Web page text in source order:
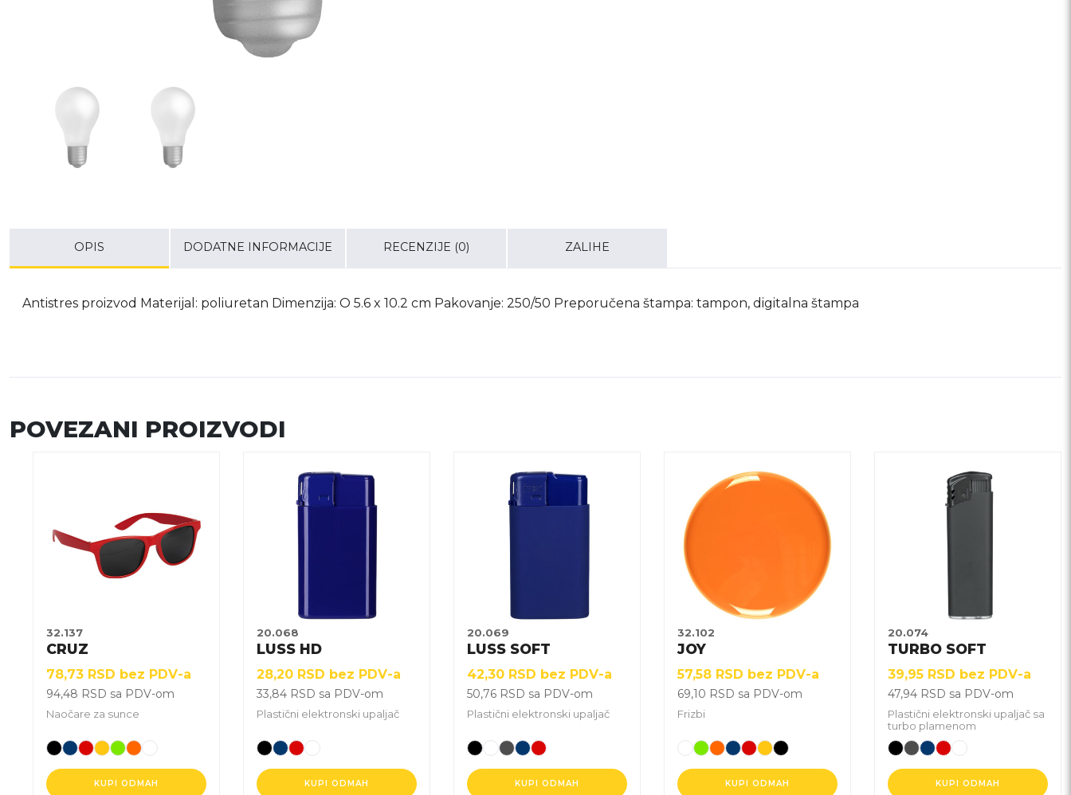
OPIS DODATNE INFORMACIJE RECENZIJE (0) ZALIHE
Antistres proizvod Materijal: poliuretan Dimenzija: O 5.6 x 10.2 cm Pakovanje: 250/50 Preporučena štampa: tampon, digitalna štampa
POVEZANI PROIZVODI
32.137
CRUZ
78,73 RSD bez PDV-a
94,48 RSD sa PDV-om
Naočare za sunce
KUPI ODMAH
više
varijanti.
izabrane
na
proizvoda.
20.068
LUSS HD
28,20 RSD bez PDV-a
33,84 RSD sa PDV-om
Plastični elektronski upaljač
KUPI ODMAH
proizvod
izabrane
na
proizvoda.
20.069
LUSS SOFT
42,30 RSD bez PDV-a
50,76 RSD sa PDV-om
Plastični elektronski upaljač
KUPI ODMAH
proizvod
izabrane
na
proizvoda.
32.102
JOY
57,58 RSD bez PDV-a
69,10 RSD sa PDV-om
Frizbi
KUPI ODMAH
proizvod
ima
više
varijanti.
Opcije
mogu
izabrane
na
proizvoda.
20.074
TURBO SOFT
39,95 RSD bez PDV-a
47,94 RSD sa PDV-om
Plastični elektronski upaljač sa
turbo plamenom
KUPI ODMAH
izabrane
na
proizvoda.